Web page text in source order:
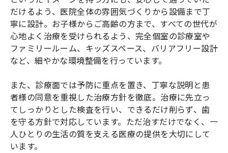
だけるよう、医院全体の雰囲気づくりから設備まで丁
寧に設計。お子様からご高齢の方まで、すべての世代が
心地よく治療を受けられるよう、完全個室の診療室や
ファミリールーム、キッズスペース、バリアフリー設計
など、細やかな環境整備を行っています。
また、診療面では予防に重点を置き、丁寧な説明と患
者様の同意を重視した治療方針を徹底。治療に先立っ
てしっかりとした検査を行い、できるだけ削らず、歯
を守る方針で対応しています。ただ治すだけでなく、一
人ひとりの生活の質を支える医療の提供を大切にして
います。